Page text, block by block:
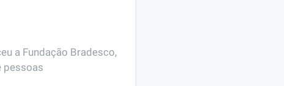
a Fundação Bradesco,
pessoas